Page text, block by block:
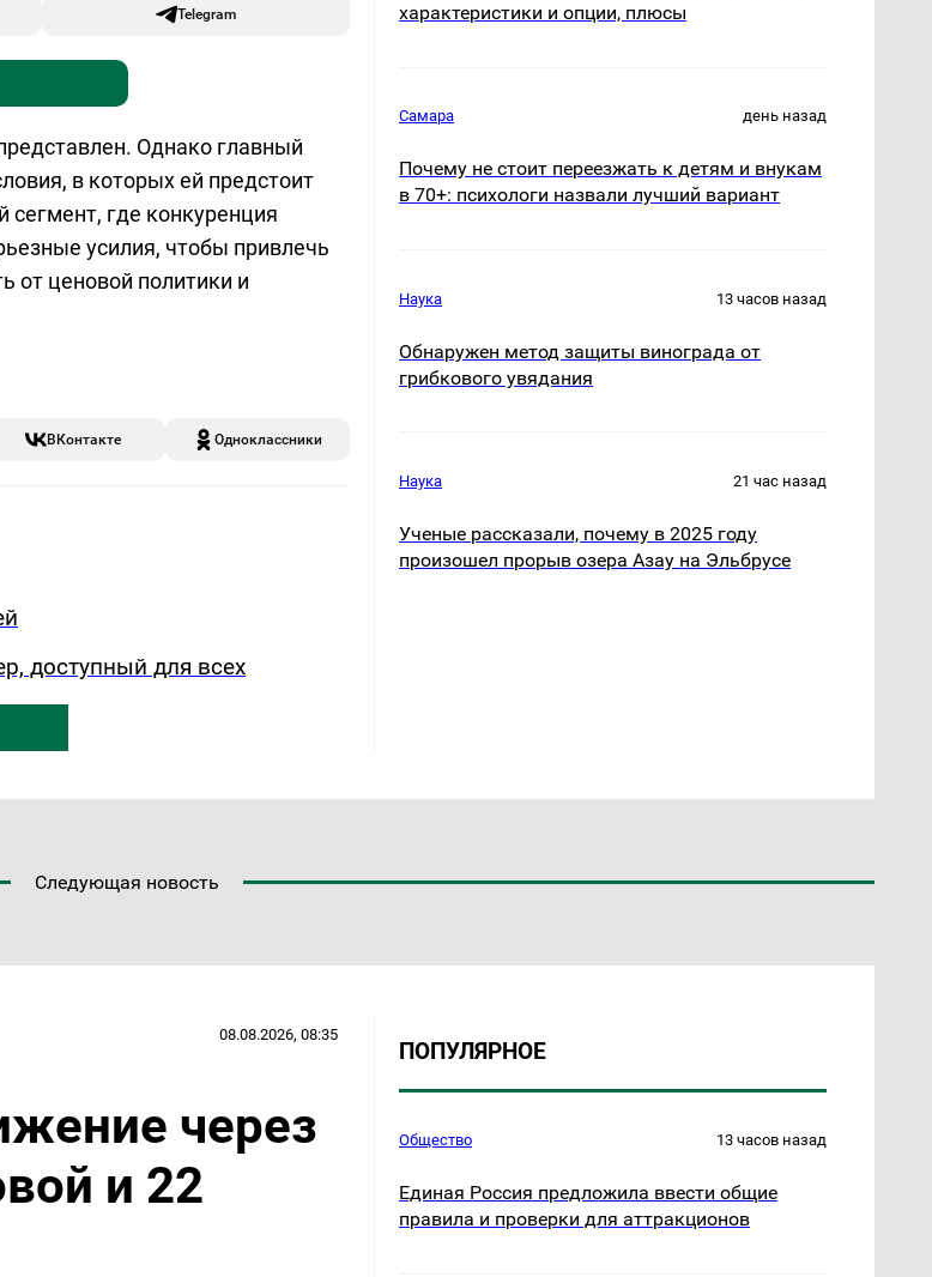
Telegram
Однако главный
в которых ей предстоит
где конкуренция
усилия, чтобы привлечь
от ценовой политики и
ВКонтакте Одноклассники
доступный для всех
характеристики и опции, плюсы
Самара день назад
Почему не стоит переезжать к детям и внукам
в 70+: психологи назвали лучший вариант
Наука 13 часов назад
Обнаружен метод защиты винограда от
грибкового увядания
Наука 21 час назад
Ученые рассказали, почему в 2025 году
произошел прорыв озера Азау на Эльбрусе
Следующая новость
08.08.2026, 08:35
через
и 22
ПОПУЛЯРНОЕ
Общество 13 часов назад
Единая Россия предложила ввести общие
правила и проверки для аттракционов